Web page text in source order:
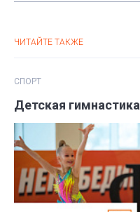
ЧИТАЙТЕ ТАКЖЕ
СПОРТ
Детская гимнастика